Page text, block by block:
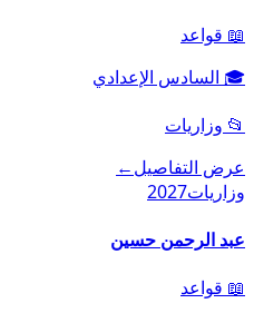
📖 قواعد
🎓 السادس الإعدادي
📂 وزاريات
عرض التفاصيل←
وزاريات2027
عبد الرحمن حسين
📖 قواعد